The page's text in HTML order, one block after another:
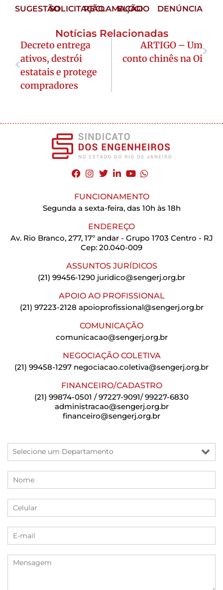
SUGESTÃOSOLICITAÇÃORECLAMAÇÃO
ELOGIO DENÚNCIA
Notícias Relacionadas
Decreto entrega
ativos, destrói
estatais e protege
compradores
ARTIGO – Um
conto chinês na Oi
FUNCIONAMENTO
Segunda a sexta-feira, das 10h às 18h
ENDEREÇO
Av. Rio Branco, 277, 17º andar - Grupo 1703 Centro - RJ
Cep: 20.040-009
ASSUNTOS JURÍDICOS
(21) 99456-1290 juridico@sengerj.org.br
APOIO AO PROFISSIONAL
(21) 97223-2128 apoioprofissional@sengerj.org.br
COMUNICAÇÃO
comunicacao@sengerj.org.br
NEGOCIAÇÃO COLETIVA
(21) 99458-1297 negociacao.coletiva@sengerj.org.br
FINANCEIRO/CADASTRO
(21) 99874-0501 / 97227-9091/ 99227-6830
administracao@sengerj.org.br
financeiro@sengerj.org.br